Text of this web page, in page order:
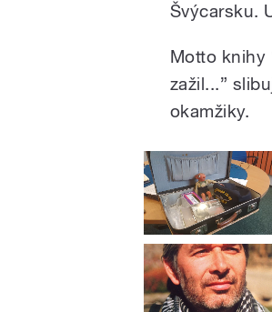
Švýcarsku.
Motto knihy
zažil...”
okamžiky.